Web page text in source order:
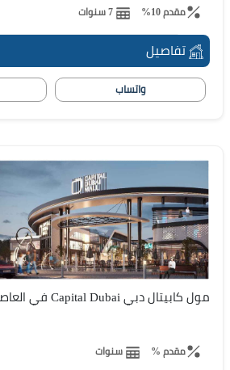
مقدم 10% 7 سنوات
تفاصيل
واتساب
مول كابيتال دبي Capital Dubai في العاصمة الادارية الجديدة
مقدم % سنوات